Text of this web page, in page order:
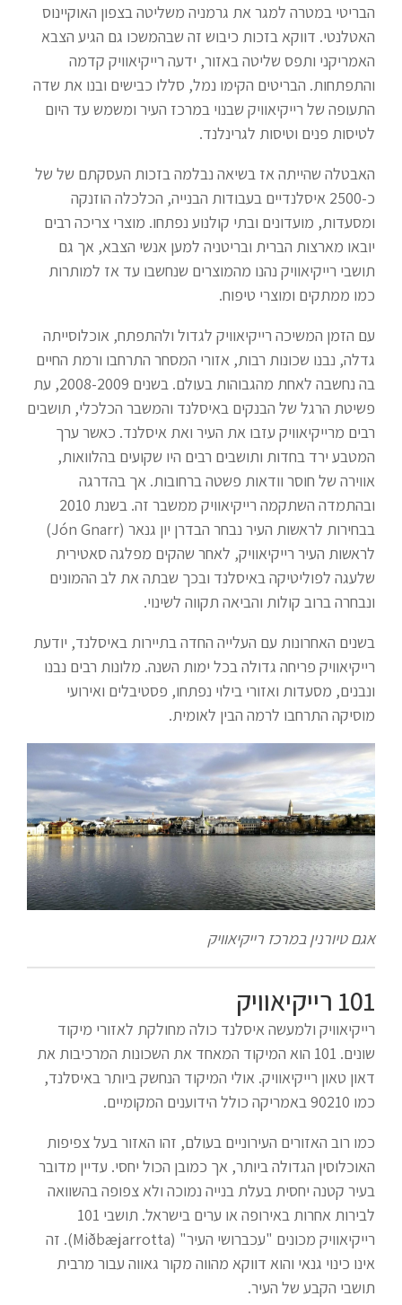
הבריטי במטרה למגר את גרמניה משליטה בצפון האוקיינוס
האטלנטי. דווקא בזכות כיבוש זה שבהמשכו גם הגיע הצבא
האמריקני ותפס שליטה באזור, ידעה רייקיאוויק קדמה
והתפתחות. הבריטים הקימו נמל, סללו כבישים ובנו את שדה
התעופה של רייקיאוויק שבנוי במרכז העיר ומשמש עד היום
לטיסות פנים וטיסות לגרינלנד.
האבטלה שהייתה אז בשיאה נבלמה בזכות העסקתם של של
כ-2500 איסלנדיים בעבודות הבנייה, הכלכלה הוזנקה
ומסעדות, מועדונים ובתי קולנוע נפתחו. מוצרי צריכה רבים
יובאו מארצות הברית ובריטניה למען אנשי הצבא, אך גם
תושבי רייקיאוויק נהנו מהמוצרים שנחשבו עד אז למותרות
כמו ממתקים ומוצרי טיפוח.
עם הזמן המשיכה רייקיאוויק לגדול ולהתפתח, אוכלוסייתה
גדלה, נבנו שכונות רבות, אזורי המסחר התרחבו ורמת החיים
בה נחשבה לאחת מהגבוהות בעולם. בשנים 2008-2009, עת
פשיטת הרגל של הבנקים באיסלנד והמשבר הכלכלי, תושבים
רבים מרייקיאוויק עזבו את העיר ואת איסלנד. כאשר ערך
המטבע ירד בחדות ותושבים רבים היו שקועים בהלוואות,
אווירה של חוסר וודאות פשטה ברחובות. אך בהדרגה
ובהתמדה השתקמה רייקיאוויק ממשבר זה. בשנת 2010
בבחירות לראשות העיר נבחר הבדרן יון גנאר (Jón Gnarr)
לראשות העיר רייקיאוויק, לאחר שהקים מפלגה סאטירית
שלעגה לפוליטיקה באיסלנד ובכך שבתה את לב ההמונים
ונבחרה ברוב קולות והביאה תקווה לשינוי.
בשנים האחרונות עם העלייה החדה בתיירות באיסלנד, יודעת
רייקיאוויק פריחה גדולה בכל ימות השנה. מלונות רבים נבנו
ונבנים, מסעדות ואזורי בילוי נפתחו, פסטיבלים ואירועי
מוסיקה התרחבו לרמה הבין לאומית.
אגם טיורנין במרכז רייקיאוויק
101 רייקיאוויק
רייקיאוויק ולמעשה איסלנד כולה מחולקת לאזורי מיקוד
שונים. 101 הוא המיקוד המאחד את השכונות המרכיבות את
דאון טאון רייקיאוויק. אולי המיקוד הנחשק ביותר באיסלנד,
כמו 90210 באמריקה כולל הידוענים המקומיים.
כמו רוב האזורים העירוניים בעולם, זהו האזור בעל צפיפות
האוכלוסין הגדולה ביותר, אך כמובן הכול יחסי. עדיין מדובר
בעיר קטנה יחסית בעלת בנייה נמוכה ולא צפופה בהשוואה
לבירות אחרות באירופה או ערים בישראל. תושבי 101
רייקיאוויק מכונים "עכברושי העיר" (Miðbæjarrotta). זה
אינו כינוי גנאי והוא דווקא מהווה מקור גאווה עבור מרבית
תושבי הקבע של העיר.